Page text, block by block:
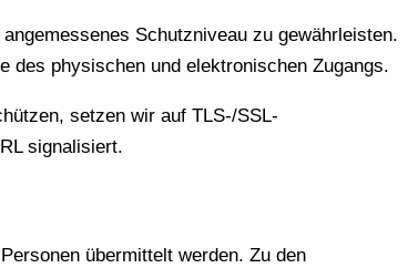
Schutzniveau zu gewährleisten.
des physischen und elektronischen Zugangs.
setzen wir auf TLS-/SSL-
signalisiert.
übermittelt werden. Zu den